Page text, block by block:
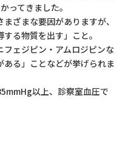
ってきました。
ざまな要因がありますが、
る物質を出す」こと。
ェジピン・アムロジピンな
る」ことなどが挙げられま
以上、診察室血圧で